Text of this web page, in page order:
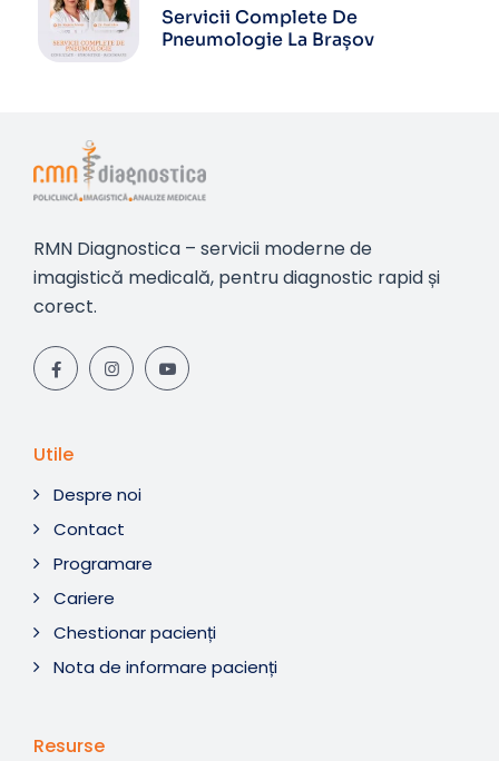
Servicii Complete De
Pneumologie La Brașov
RMN Diagnostica – servicii moderne de
imagistică medicală, pentru diagnostic rapid și
corect.
Utile
Despre noi
Contact
Programare
Cariere
Chestionar pacienți
Nota de informare pacienți
Resurse